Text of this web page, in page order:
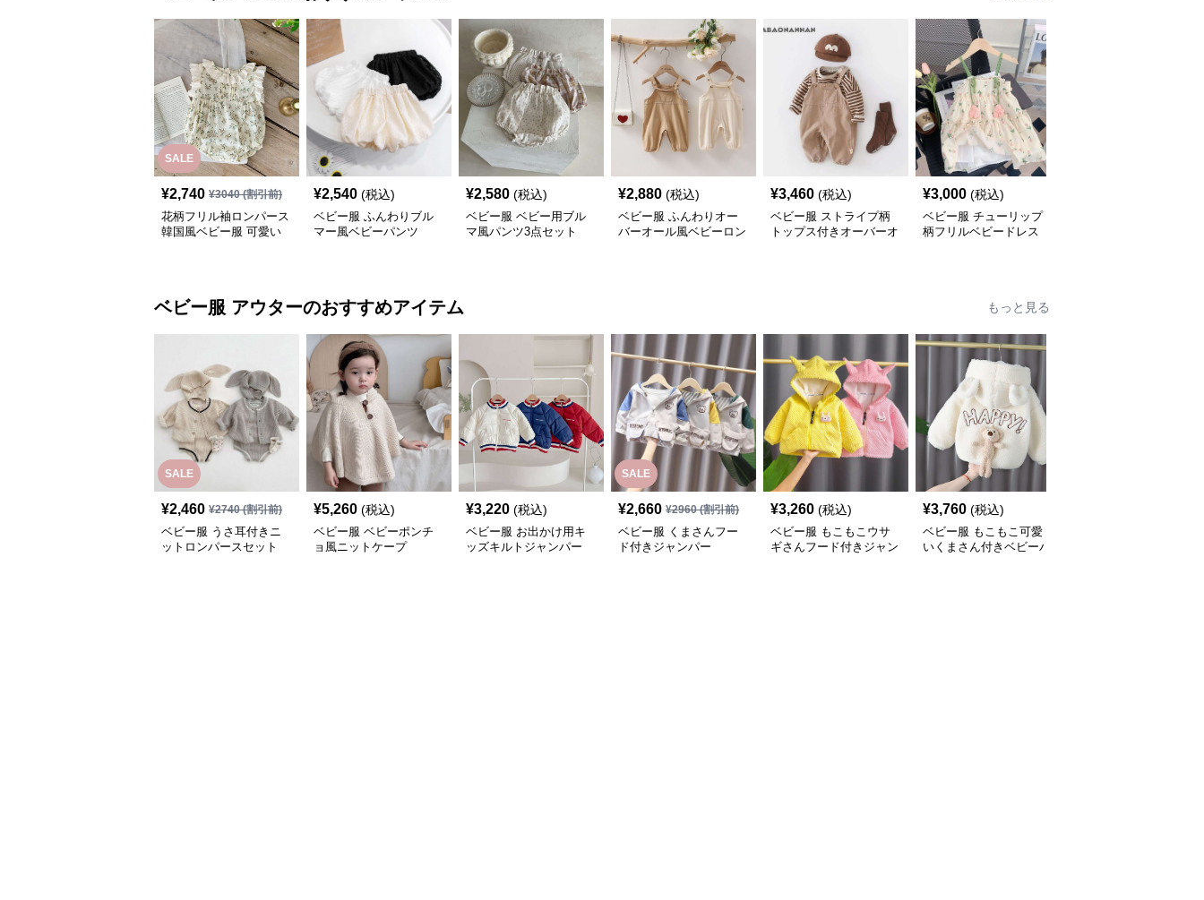
SALE
¥2,740 ¥3040(割引前)
花柄フリル袖ロンパース
韓国風ベビー服 可愛い
¥2,540 (税込)
ベビー服 ふんわりブル
マー風ベビーパンツ
¥2,580 (税込)
ベビー服 ベビー用ブル
マ風パンツ3点セット
¥2,880 (税込)
ベビー服 ふんわりオー
バーオール風ベビーロン
¥3,460 (税込)
ベビー服 ストライプ柄
トップス付きオーバーオ
¥3,000 (税込)
ベビー服 チューリップ
柄フリルベビードレス
ベビー服 アウターのおすすめアイテム もっと見る
SALE
¥2,460 ¥2740(割引前)
ベビー服 うさ耳付きニ
ットロンパースセット
¥5,260 (税込)
ベビー服 ベビーポンチ
ョ風ニットケープ
¥3,220 (税込)
ベビー服 お出かけ用キ
ッズキルトジャンパー
SALE
¥2,660 ¥2960(割引前)
ベビー服 くまさんフー
ド付きジャンパー
¥3,260 (税込)
ベビー服 もこもこウサ
ギさんフード付きジャン
¥3,760 (税込)
ベビー服 もこもこ可愛
いくまさん付きベビーパ